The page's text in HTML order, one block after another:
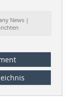
News |